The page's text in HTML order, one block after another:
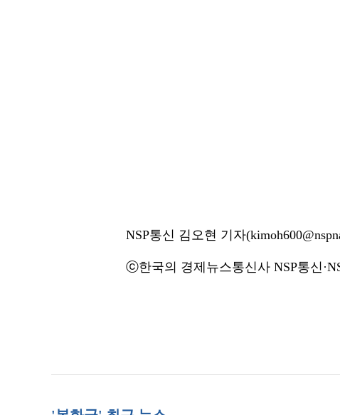
NSP통신 김오현 기자
ⓒ한국의 경제뉴스통신사 NSP통신